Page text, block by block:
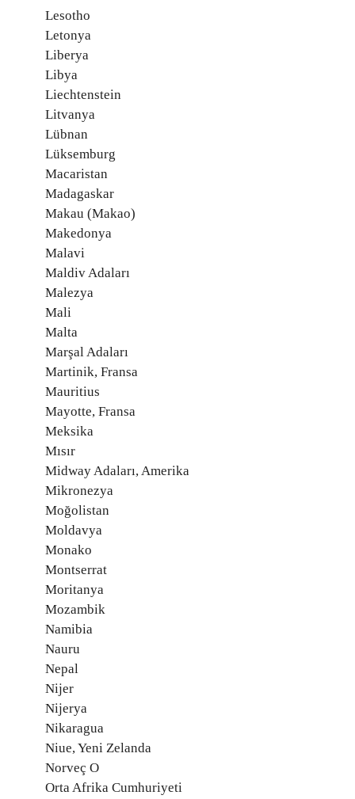
Lesotho
Letonya
Liberya
Libya
Liechtenstein
Litvanya
Lübnan
Lüksemburg
Macaristan
Madagaskar
Makau (Makao)
Makedonya
Malavi
Maldiv Adaları
Malezya
Mali
Malta
Marşal Adaları
Martinik, Fransa
Mauritius
Mayotte, Fransa
Meksika
Mısır
Midway Adaları, Amerika
Mikronezya
Moğolistan
Moldavya
Monako
Montserrat
Moritanya
Mozambik
Namibia
Nauru
Nepal
Nijer
Nijerya
Nikaragua
Niue, Yeni Zelanda
Norveç O
Orta Afrika Cumhuriyeti